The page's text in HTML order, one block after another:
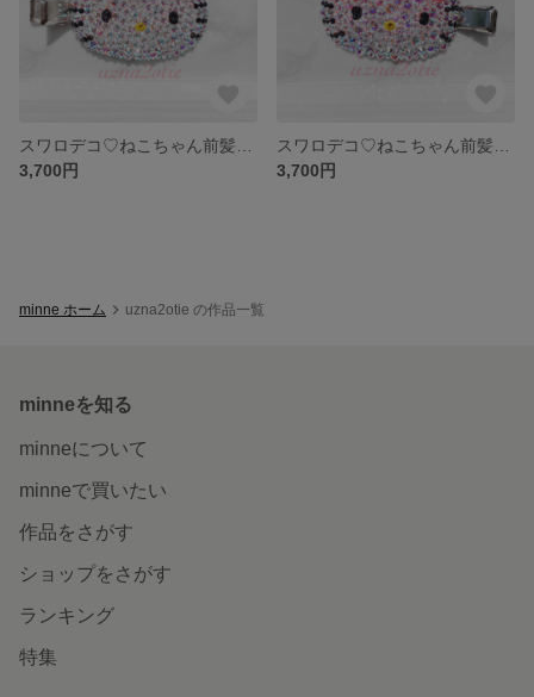
3,700円
3,700円
minne ホーム uzna2otie の作品一覧
minneを知る
minneについて
minneで買いたい
作品をさがす
ショップをさがす
ランキング
特集